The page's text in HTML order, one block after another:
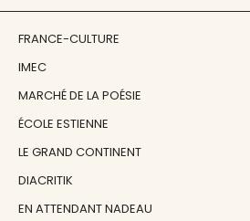
FRANCE-CULTURE
IMEC
MARCHÉ DE LA POÉSIE
ÉCOLE ESTIENNE
LE GRAND CONTINENT
DIACRITIK
EN ATTENDANT NADEAU